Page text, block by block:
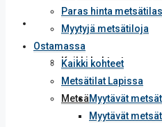
Ostamassa
Kaikki kohteet
Metsätilat Lapissa
Paras hinta
Myytyjä metsätiloja
Ostamassa
Kaikki kohteet
Metsätilat Lapissa
Myytävät
Myytävät